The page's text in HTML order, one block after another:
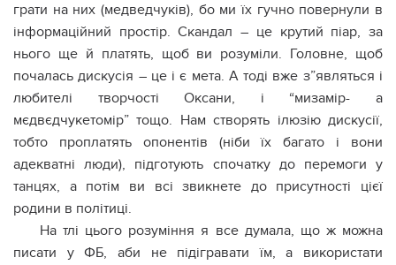
грати на них (медведчуків), бо ми їх гучно повернули в
інформаційний простір. Скандал – це крутий піар, за
нього ще й платять, щоб ви розуміли. Головне, щоб
почалась дискусія – це і є мета. А тоді вже з”являться і
любителі творчості Оксани, і “мизамір- а
мєдвєдчукетомір” тощо. Нам створять ілюзію дискусії,
тобто проплатять опонентів (ніби їх багато і вони
адекватні люди), підготують спочатку до перемоги у
танцях, а потім ви всі звикнете до присутності цієї
родини в політиці.
На тлі цього розуміння я все думала, що ж можна
писати у ФБ, аби не підігравати їм, а використати